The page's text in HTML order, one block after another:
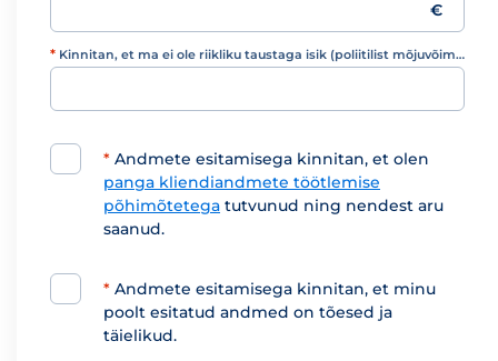
€
* Kinnitan, et ma ei ole riikliku taustaga isik (poliitilist mõjuvõimu omav isik)
* Andmete esitamisega kinnitan, et olen
panga kliendiandmete töötlemise
põhimõtetega tutvunud ning nendest aru
saanud.
* Andmete esitamisega kinnitan, et minu
poolt esitatud andmed on tõesed ja
täielikud.